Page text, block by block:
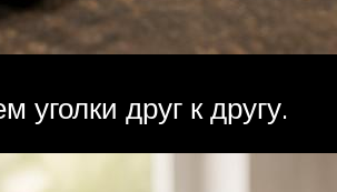
уголки друг к другу.